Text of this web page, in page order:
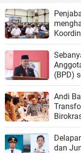
(BPD)
Andi
Transformasi Digital
dan